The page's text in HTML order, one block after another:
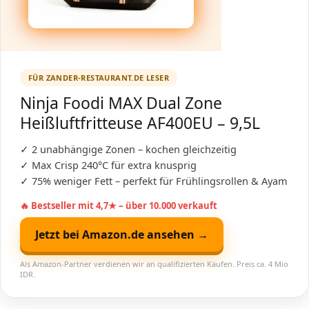
FÜR ZANDER-RESTAURANT.DE LESER
Ninja Foodi MAX Dual Zone
Heißluftfritteuse AF400EU – 9,5L
✓ 2 unabhängige Zonen – kochen gleichzeitig
✓ Max Crisp 240°C für extra knusprig
✓ 75% weniger Fett – perfekt für Frühlingsrollen & Ayam
🔥 Bestseller mit 4,7★ – über 10.000 verkauft
Jetzt bei Amazon.de ansehen →
Als Amazon-Partner verdienen wir an qualifizierten Käufen. Preis ca. 4 Mio
IDR.